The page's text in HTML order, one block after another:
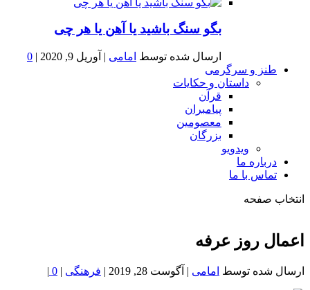
بگو سنگ باشید یا آهن یا هر چی
ارسال شده توسط امامی | آوریل 9, 2020 |
0
طنز و سرگرمی
داستان و حکایات
قرآن
پیامبران
معصومین
بزرگان
ویدویو
درباره ما
تماس با ما
انتخاب صفحه
خون
شمال
اعمال روز عرفه
ارسال شده توسط امامی | آگوست 28, 2019 | فرهنگی |
0
|